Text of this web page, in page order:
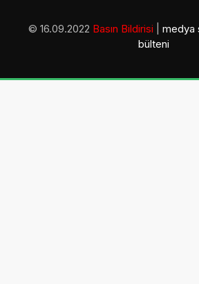
© 16.09.2022 Basın Bildirisi medya
bülteni